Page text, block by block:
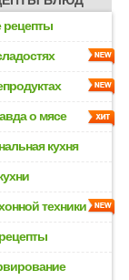
о мясе
кухня
техники